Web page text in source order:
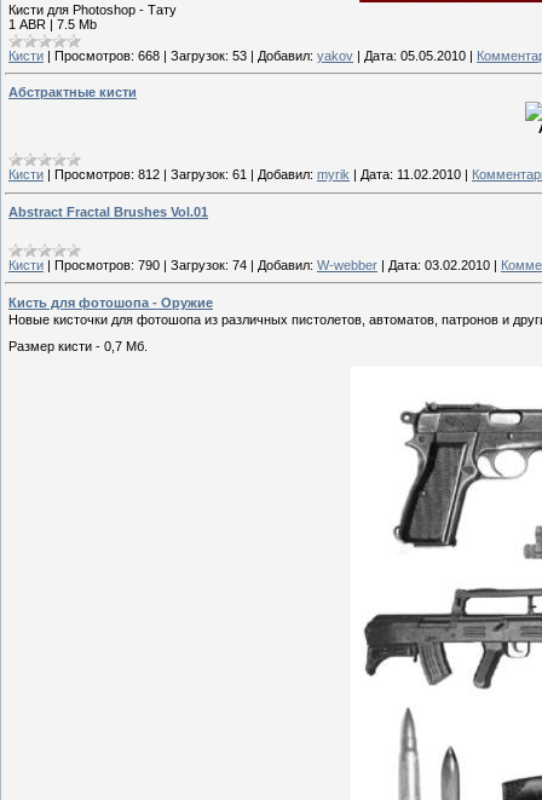
Кисти для Photoshop - Тату
1 ABR | 7.5 Mb
Кисти | Просмотров: 668 | Загрузок: 53 | Добавил: yakov | Дата: 05.05.2010 |
Абстрактные кисти
Кисти | Просмотров: 812 | Загрузок: 61 | Добавил: myrik | Дата: 11.02.2010 |
Abstract Fractal Brushes Vol.01
Кисти | Просмотров: 790 | Загрузок: 74 | Добавил: W-webber | Дата: 03.02.2010 |
Кисть для фотошопа - Оружие
Новые кисточки для фотошопа из различных пистолетов, автоматов, патронов и
Размер кисти - 0,7 Мб.